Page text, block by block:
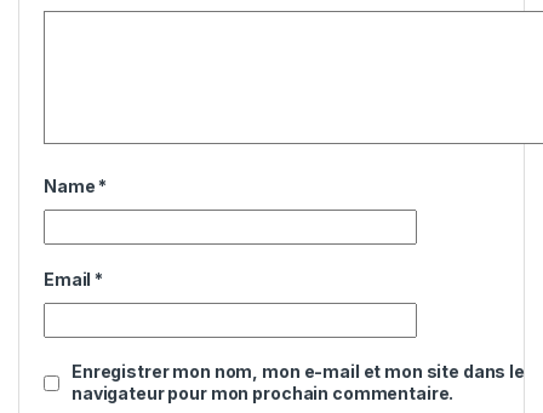
Name *
Email *
Enregistrer mon nom, mon e-mail et mon site dans le
navigateur pour mon prochain commentaire.